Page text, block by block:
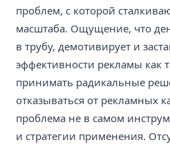
проблем, с которой
масштаба. Ощущение, что
в трубу, демотивирует и
эффективности рекламы как
принимать радикальные
отказываться от рекламных
проблема не в самом
и стратегии применения.